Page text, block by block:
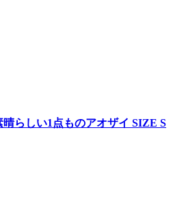
らしい1点ものアオザイ SIZE S